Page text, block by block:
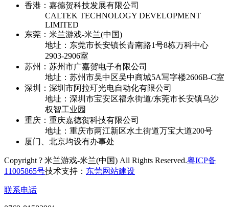
香港：嘉德贺科技发展有限公司
CALTEK TECHNOLOGY DEVELOPMENT
LIMITED
东莞：米兰游戏-米兰(中国)
地址：东莞市长安镇长青南路1号8栋万科中心
2903-2906室
苏州：苏州市广嘉贺电子有限公司
地址：苏州市吴中区吴中商城5A写字楼2606B-C室
深圳：深圳市阿拉玎光电自动化有限公司
地址：深圳市宝安区福永街道/东莞市长安镇乌沙
权智工业园
重庆：重庆嘉德贺科技有限公司
地址：重庆市两江新区水土街道万宝大道200号
厦门、北京均设有办事处
Copyright ? 米兰游戏-米兰(中国) All Rights Reserved.粤ICP备
11005865号技术支持： 东莞网站建设
联系电话